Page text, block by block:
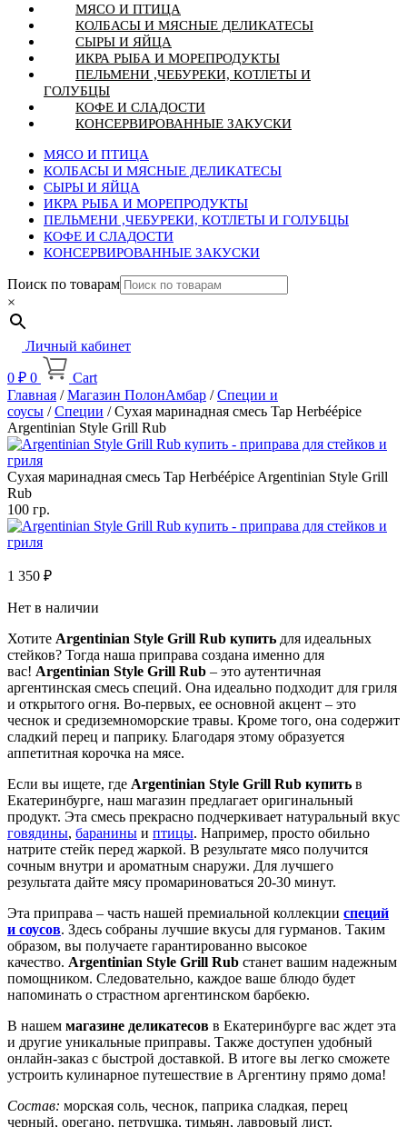
МЯСО И ПТИЦА
КОЛБАСЫ И МЯСНЫЕ ДЕЛИКАТЕСЫ
СЫРЫ И ЯЙЦА
ИКРА РЫБА И МОРЕПРОДУКТЫ
ПЕЛЬМЕНИ ,ЧЕБУРЕКИ, КОТЛЕТЫ И
ГОЛУБЦЫ
КОФЕ И СЛАДОСТИ
КОНСЕРВИРОВАННЫЕ ЗАКУСКИ
МЯСО И ПТИЦА
КОЛБАСЫ И МЯСНЫЕ ДЕЛИКАТЕСЫ
СЫРЫ И ЯЙЦА
ИКРА РЫБА И МОРЕПРОДУКТЫ
ПЕЛЬМЕНИ ,ЧЕБУРЕКИ, КОТЛЕТЫ И ГОЛУБЦЫ
КОФЕ И СЛАДОСТИ
КОНСЕРВИРОВАННЫЕ ЗАКУСКИ
Поиск по товарам
×
Личный кабинет
0 ₽ 0
Cart
Главная /Магазин ПолонАмбар /Специи и
соусы /Специи / Сухая маринадная смесь Tap Herbéépice
Argentinian Style Grill Rub
Сухая маринадная смесь Tap Herbéépice Argentinian Style Grill
Rub
100 гр.
1 350 ₽
Нет в наличии
Хотите Argentinian Style Grill Rub купить для идеальных
стейков? Тогда наша приправа создана именно для
вас! Argentinian Style Grill Rub – это аутентичная
аргентинская смесь специй. Она идеально подходит для гриля
и открытого огня. Во-первых, ее основной акцент – это
чеснок и средиземноморские травы. Кроме того, она содержит
сладкий перец и паприку. Благодаря этому образуется
аппетитная корочка на мясе.
Если вы ищете, где Argentinian Style Grill Rub купить в
Екатеринбурге, наш магазин предлагает оригинальный
продукт. Эта смесь прекрасно подчеркивает натуральный вкус
говядины, баранины и птицы. Например, просто обильно
натрите стейк перед жаркой. В результате мясо получится
сочным внутри и ароматным снаружи. Для лучшего
результата дайте мясу промариноваться 20-30 минут.
Эта приправа – часть нашей премиальной коллекции специй
и соусов. Здесь собраны лучшие вкусы для гурманов. Таким
образом, вы получаете гарантированно высокое
качество. Argentinian Style Grill Rub станет вашим надежным
помощником. Следовательно, каждое ваше блюдо будет
напоминать о страстном аргентинском барбекю.
В нашем магазине деликатесов в Екатеринбурге вас ждет эта
и другие уникальные приправы. Также доступен удобный
онлайн-заказ с быстрой доставкой. В итоге вы легко сможете
устроить кулинарное путешествие в Аргентину прямо дома!
Состав: морская соль, чеснок, паприка сладкая, перец
черный, орегано, петрушка, тимьян, лавровый лист.